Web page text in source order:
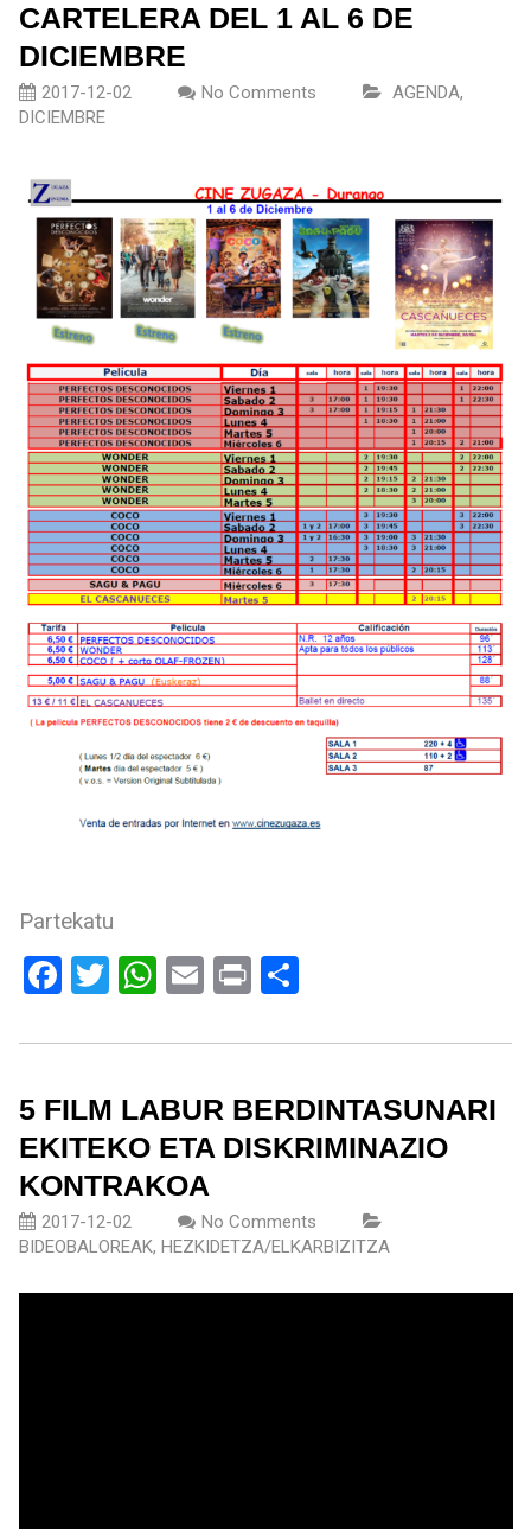
CARTELERA DEL 1 AL 6 DE
DICIEMBRE
2017-12-02 No Comments AGENDA,
DICIEMBRE
Partekatu
Facebook
Twitter
WhatsApp
Email
PrintShare
5 FILM LABUR BERDINTASUNARI
EKITEKO ETA DISKRIMINAZIO
KONTRAKOA
2017-12-02
No Comments
BIDEOBALOREAK, HEZKIDETZA/ELKARBIZITZA